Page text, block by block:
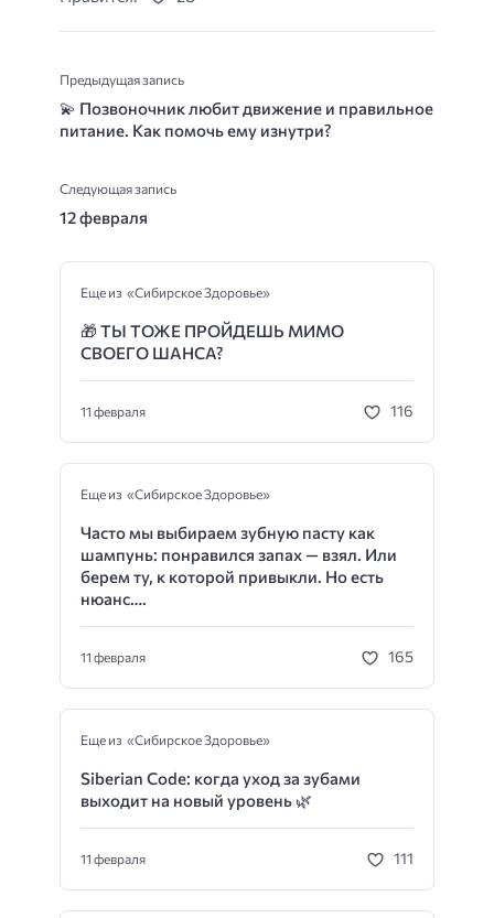
Предыдущая запись
💫 Позвоночник любит движение и правильное
питание. Как помочь ему изнутри?
Следующая запись
12 февраля
Еще из «Сибирское Здоровье»
🎁 ТЫ ТОЖЕ ПРОЙДЕШЬ МИМО
СВОЕГО ШАНСА?
11 февраля 116
Еще из «Сибирское Здоровье»
Часто мы выбираем зубную пасту как
шампунь: понравился запах — взял. Или
берем ту, к которой привыкли. Но есть
нюанс….
11 февраля 165
Еще из «Сибирское Здоровье»
Siberian Code: когда уход за зубами
выходит на новый уровень 🌿
11 февраля 111